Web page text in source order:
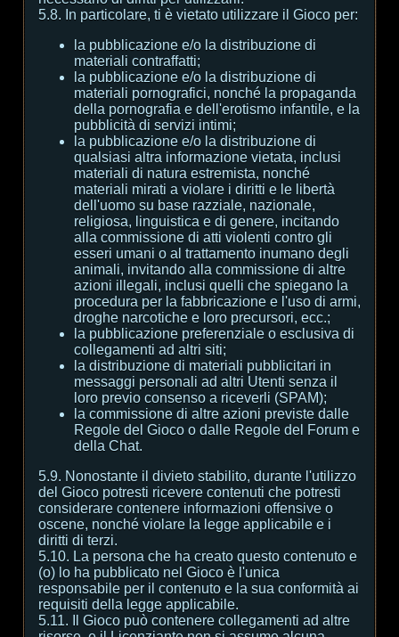
5.8. In particolare, ti è vietato utilizzare il Gioco per:
la pubblicazione e/o la distribuzione di
materiali contraffatti;
la pubblicazione e/o la distribuzione di
materiali pornografici, nonché la propaganda
della pornografia e dell'erotismo infantile, e la
pubblicità di servizi intimi;
la pubblicazione e/o la distribuzione di
qualsiasi altra informazione vietata, inclusi
materiali di natura estremista, nonché
materiali mirati a violare i diritti e le libertà
dell'uomo su base razziale, nazionale,
religiosa, linguistica e di genere, incitando
alla commissione di atti violenti contro gli
esseri umani o al trattamento inumano degli
animali, invitando alla commissione di altre
azioni illegali, inclusi quelli che spiegano la
procedura per la fabbricazione e l'uso di armi,
droghe narcotiche e loro precursori, ecc.;
la pubblicazione preferenziale o esclusiva di
collegamenti ad altri siti;
la distribuzione di materiali pubblicitari in
messaggi personali ad altri Utenti senza il
loro previo consenso a riceverli (SPAM);
la commissione di altre azioni previste dalle
Regole del Gioco o dalle Regole del Forum e
della Chat.
5.9. Nonostante il divieto stabilito, durante l'utilizzo
del Gioco potresti ricevere contenuti che potresti
considerare contenere informazioni offensive o
oscene, nonché violare la legge applicabile e i
diritti di terzi.
5.10. La persona che ha creato questo contenuto e
(o) lo ha pubblicato nel Gioco è l'unica
responsabile per il contenuto e la sua conformità ai
requisiti della legge applicabile.
5.11. Il Gioco può contenere collegamenti ad altre